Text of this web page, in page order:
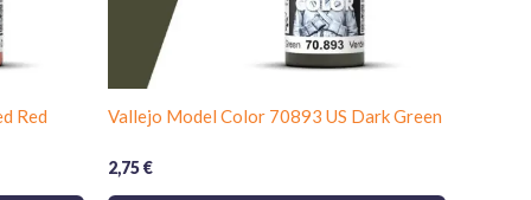
Red Vallejo Model Color 70893 US Dark Green
2,75€